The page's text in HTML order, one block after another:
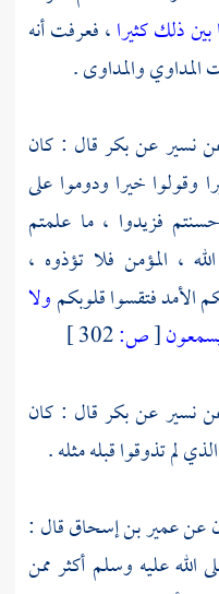
ذلك كثيرا، فعرفت أنه
المداوي والمداوى .
نسيرعنبكرقال : كان
وقولوا خيرا ودوموا على
فزيدوا ، ما علمتم
، المؤمن فلا تؤذوه ،
الأمد فتقسوا قلوبكمولا
[ص:
نسيرعنبكرقال : كان
لم تذوقوا قبله مثله .
عنعمير بن إسحاققال :
عليه وسلم أكثر ممن